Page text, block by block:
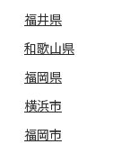
福井県
和歌山県
福岡県
横浜市
福岡市